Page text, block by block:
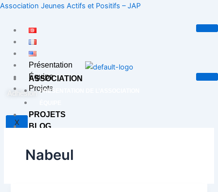
Aller
contenu
Association Jeunes Actifs et Positifs – JAP
Présentation
Équipe
Projets
X
ASSOCIATION
PRÉSENTATION DE L’ASSOCIATION
PROJETS
BLOG
Adhésion
Nabeul